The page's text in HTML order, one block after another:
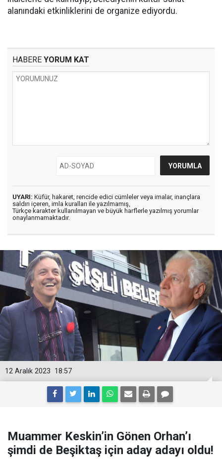
alanındaki etkinliklerini de organize ediyordu.
HABERE YORUM KAT
UYARI: Küfür, hakaret, rencide edici cümleler veya imalar, inançlara
saldırı içeren, imla kuralları ile yazılmamış,
Türkçe karakter kullanılmayan ve büyük harflerle yazılmış yorumlar
onaylanmamaktadır.
18:57
12 Aralık 2023
Muammer Keskin’in Gönen Orhan’ı
şimdi de Beşiktaş için aday adayı oldu!